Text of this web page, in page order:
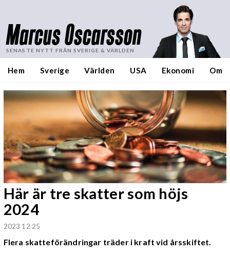
Marcus Oscarsson
SENASTE NYTT FRÅN SVERIGE & VÄRLDEN
Hem Sverige Världen USA Ekonomi Om
Här är tre skatter som höjs
2024
2023 12 25
Flera skatteförändringar träder i kraft vid årsskiftet.